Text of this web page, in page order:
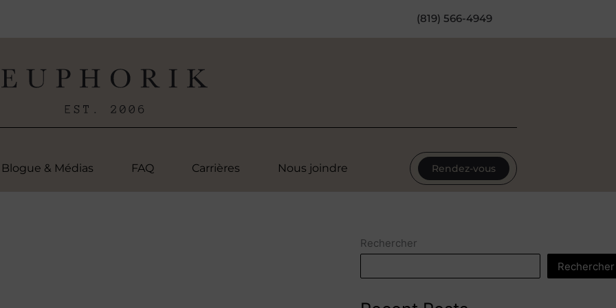
(819) 566-4949
Blogue & Médias FAQ Carrières Nous joindre Rendez-vous
Rechercher
Rechercher